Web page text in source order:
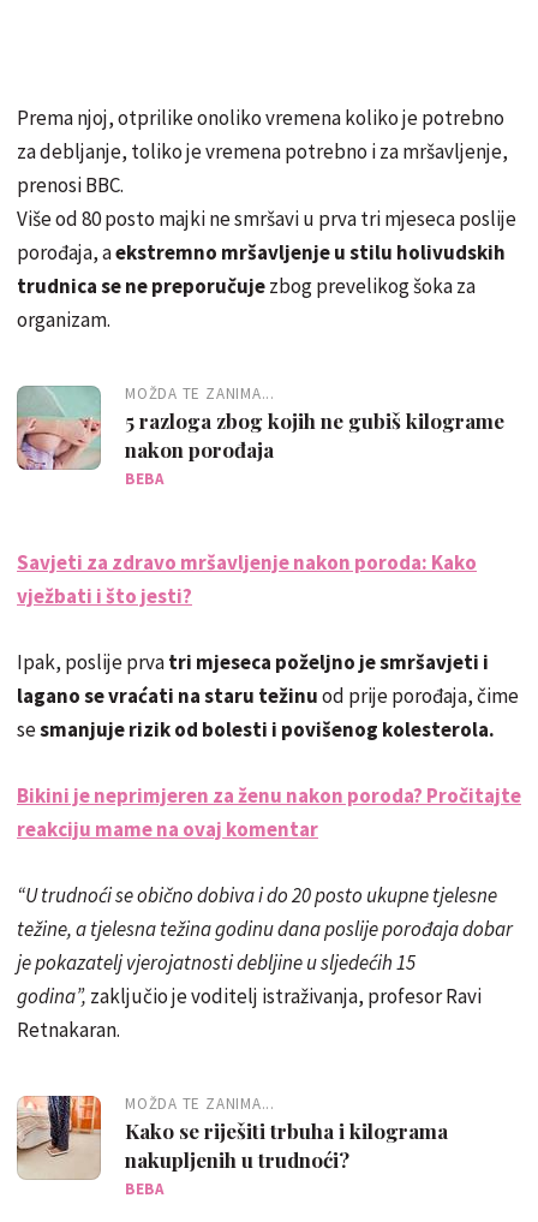
Prema njoj, otprilike onoliko vremena koliko je potrebno
za debljanje, toliko je vremena potrebno i za mršavljenje,
prenosi BBC.
Više od 80 posto majki ne smršavi u prva tri mjeseca poslije
porođaja, aekstremno mršavljenje u stilu holivudskih
trudnica se ne preporučujezbog prevelikog šoka za
organizam.
MOŽDA TE ZANIMA...
5 razloga zbog kojih ne gubiš kilograme
nakon porođaja
BEBA
Savjeti za zdravo mršavljenje nakon poroda: Kako
vježbati i što jesti?
Ipak, poslije prvatri mjeseca poželjno je smršavjeti i
lagano se vraćati na staru težinuod prije porođaja, čime
sesmanjuje rizik od bolesti i povišenog kolesterola.
Bikini je neprimjeren za ženu nakon poroda? Pročitajte
reakciju mame na ovaj komentar
“U trudnoći se obično dobiva i do 20 posto ukupne tjelesne
težine, a tjelesna težina godinu dana poslije porođaja dobar
je pokazatelj vjerojatnosti debljine u sljedećih 15
godina”, zaključio je voditelj istraživanja, profesor Ravi
Retnakaran.
MOŽDA TE ZANIMA...
Kako se riješiti trbuha i kilograma
nakupljenih u trudnoći?
BEBA